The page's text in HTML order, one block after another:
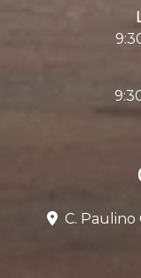
C. Paulino